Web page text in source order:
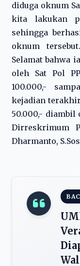
diduga oknum
kita lakukan
sehingga
oknum
Selamat bahwa
oleh Sat Pol
100.000,-
kejadian
50.000,- diambil
Dirreskrimum
Dharmanto,